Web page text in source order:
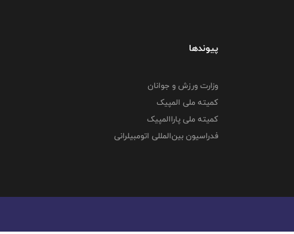
پیوندها
وزارت ورزش و جوانان
کمیته ملی المپیک
کمیته ملی پاراالمپیک
فدراسیون بین‌المللی اتومبیلرانی